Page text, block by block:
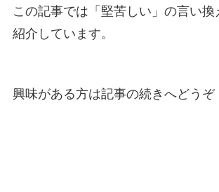
この記事では「堅苦しい」の言い換
紹介しています。
興味がある方は記事の続きへどうぞ